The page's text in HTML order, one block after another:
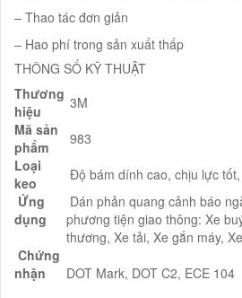
– Thao tác đơn giản
– Hao phí trong sản xuất thấp
THÔNG SỐ KỸ THUẬT
Thương
hiệu
3M
Mã sản
phẩm
983
Loại
keo
Độ bám dính cao, chịu lực
Ứng
dụng
Dán phản quang cảnh báo
phương tiện giao thông: Xe
thương, Xe tải, Xe gắn máy,
Chứng
nhận
DOT Mark, DOT C2, ECE 104